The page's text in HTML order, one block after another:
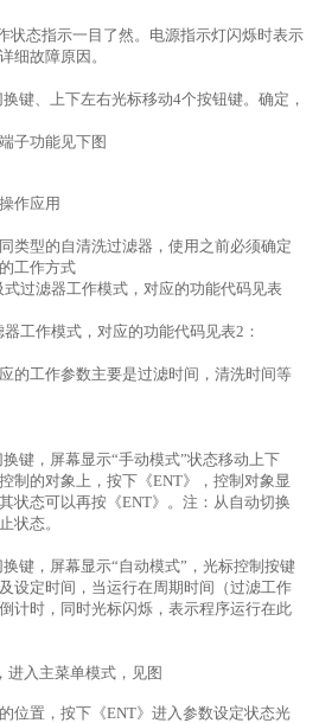
状态指示一目了然。电源指示灯闪烁时表示
细故障原因。
键、上下左右光标移动4个按钮键。确定，
子功能见下图
作应用
类型的自清洗过滤器，使用之前必须确定
工作方式
式过滤器工作模式，对应的功能代码见表
工作模式，对应的功能代码见表2：
的工作参数主要是过滤时间，清洗时间等
键，屏幕显示“手动模式”状态移动上下
制的对象上，按下《ENT》，控制对象显
状态可以再按《ENT》。注：从自动切换
状态。
键，屏幕显示“自动模式”，光标控制按键
设定时间，当运行在周期时间（过滤工作
计时，同时光标闪烁，表示程序运行在此
进入主菜单模式，见图
位置，按下《ENT》进入参数设定状态光